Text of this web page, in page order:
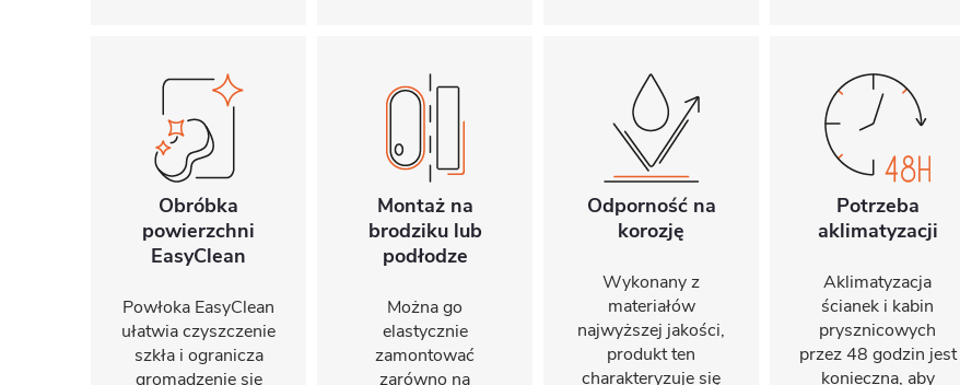
Obróbka
powierzchni
EasyClean
Powłoka EasyClean
ułatwia czyszczenie
szkła i ogranicza
gromadzenie się
Montaż na
brodziku lub
podłodze
Można go
elastycznie
zamontować
zarówno na
Odporność na
korozję
Wykonany z
materiałów
najwyższej jakości,
produkt ten
charakteryzuje się
Potrzeba
aklimatyzacji
Aklimatyzacja
ścianek i kabin
prysznicowych
przez 48 godzin jest
konieczna, aby